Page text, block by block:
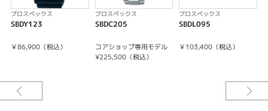
腕時計
コアショップ専用モデル
キャリバーNo/6R55
プロスペックス
SBDY123
￥86,900（税込）
プロスペックス
SBDC205
コアショップ専用モデル
¥225,500（税込）
プロスペックス
SBDL095
￥103,400（税込）